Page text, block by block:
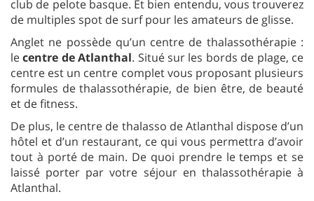
club de pelote basque. Et bien entendu, vous trouverez
de multiples spot de surf pour les amateurs de glisse.
Anglet ne possède qu’un centre de thalassothérapie :
lecentre de Atlanthal. Situé sur les bords de plage, ce
centre est un centre complet vous proposant plusieurs
formules de thalassothérapie, de bien être, de beauté
et de fitness.
De plus, le centre de thalasso de Atlanthal dispose d’un
hôtel et d’un restaurant, ce qui vous permettra d’avoir
tout à porté de main. De quoi prendre le temps et se
laissé porter par votre séjour en thalassothérapie à
Atlanthal.